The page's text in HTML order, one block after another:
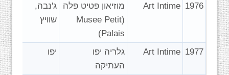
1976
Art Intime
מוזיאון פטיט פלה
(Musee Petit
Palais)
ג'נבה,
שוויץ
1977
Art Intime
גלריה יפו
העתיקה
יפו